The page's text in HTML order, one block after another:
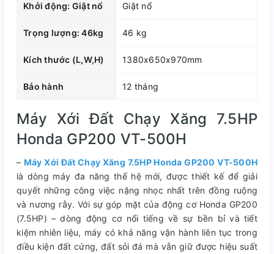
Khởi động: Giật nổ Giật nổ
Trọng lượng: 46kg 46 kg
Kích thước (L,W,H) 1380x650x970mm
Bảo hành 12 tháng
Máy Xới Đất Chạy Xăng 7.5HP
Honda GP200 VT-500H
– Máy Xới Đất Chạy Xăng 7.5HP Honda GP200 VT-500H
là dòng máy đa năng thế hệ mới, được thiết kế để giải
quyết những công việc nặng nhọc nhất trên đồng ruộng
và nương rẫy. Với sự góp mặt của động cơ Honda GP200
(7.5HP) – dòng động cơ nổi tiếng về sự bền bỉ và tiết
kiệm nhiên liệu, máy có khả năng vận hành liên tục trong
điều kiện đất cứng, đất sỏi đá mà vẫn giữ được hiệu suất